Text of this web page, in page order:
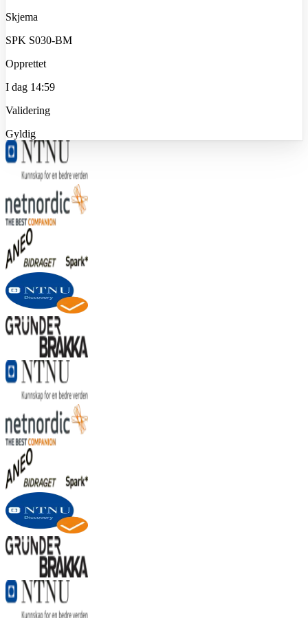
Skjema
SPK S030-BM
Opprettet
I dag 14:59
Validering
Gyldig